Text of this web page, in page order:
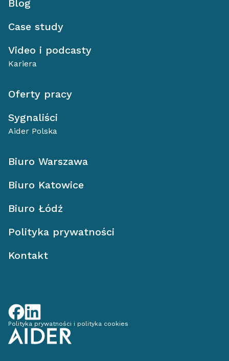
Blog
Case study
Video i podcasty
Kariera
Oferty pracy
Sygnaliści
Aider Polska
Biuro Warszawa
Biuro Katowice
Biuro Łódź
Polityka prywatności
Kontakt
Polityka prywatności i polityka cookies